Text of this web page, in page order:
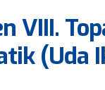
VIII.
(Uda